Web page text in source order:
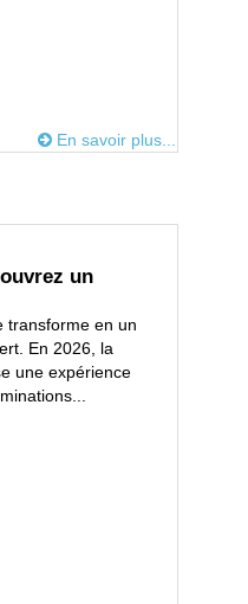
En savoir plus...
un
transforme en un
En 2026, la
une expérience